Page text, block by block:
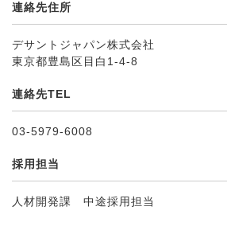
連絡先住所
デサントジャパン株式会社
東京都豊島区目白1-4-8
連絡先TEL
03-5979-6008
採用担当
人材開発課 中途採用担当